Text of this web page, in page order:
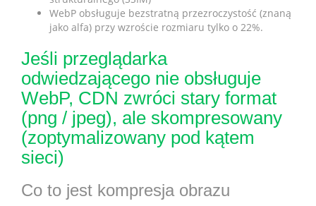
WebP obsługuje bezstratną przezroczystość (znaną
jako alfa) przy wzroście rozmiaru tylko o 22%.
Jeśli przeglądarka
odwiedzającego nie obsługuje
WebP, CDN zwróci stary format
(png / jpeg), ale skompresowany
(zoptymalizowany pod kątem
sieci)
Co to jest kompresja obrazu